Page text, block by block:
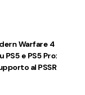
Warfare 4
PS5 e PS5 Pro:
al PSSR